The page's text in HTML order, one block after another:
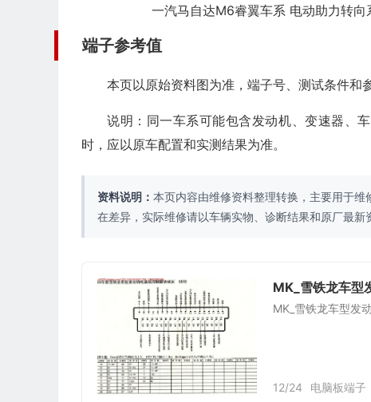
一汽马自达M6睿翼车系 电动助力转
端子参考值
本页以原始资料图为准，端子号、测试条件和
说明：同一车系可能包含发动机、变速器、
时，应以原车配置和实测结果为准。
资料说明： 本页内容由维修资料整理转换，主要用于
在差异，实际维修请以车辆实物、诊断结果和原厂最新
MK_雪铁龙车型
MK_雪铁龙车型发
12/24 电脑板端子